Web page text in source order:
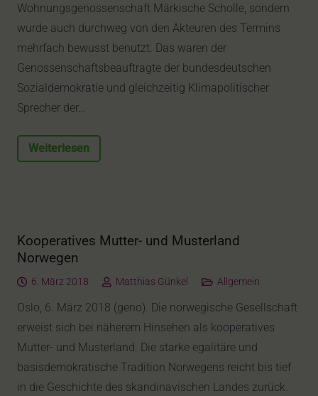
Wohnungsgenossenschaft Märkische Scholle, sondern
wurde auch durchweg von den Akteuren des Termins
mehrfach bewusst benutzt. Das waren der
Genossenschaftsbeauftragte der bundesdeutschen
Sozialdemokratie und gleichzeitig Klimapolitischer
Sprecher der…
Weiterlesen
Kooperatives Mutter- und Musterland
Norwegen
6. März 2018 Matthias Günkel Allgemein
Oslo, 6. März 2018 (geno). Die norwegische Gesellschaft
erweist sich bei näherem Hinsehen als kooperatives
Mutter- und Musterland. Die starke egalitäre und
basisdemokratische Tradition Norwegens reicht bis tief
in die Geschichte des skandinavischen Landes zurück.